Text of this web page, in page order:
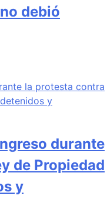
debió
durante
de Propiedad
y